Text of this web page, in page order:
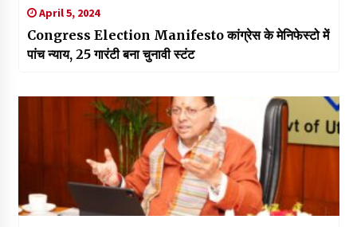
April 5, 2024
Congress Election Manifesto कांग्रेस के मेनिफेस्टो में
पांच न्याय, 25 गारंटी बना चुनावी स्टंट